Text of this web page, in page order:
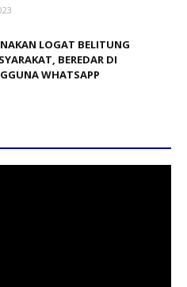
LOGAT BELITUNG
BEREDAR DI
WHATSAPP